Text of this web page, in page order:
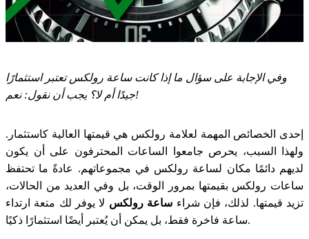
وفي الإجابة على سؤال ما إذا كانت ساعة رولكس تعتبر استثمارًا
جيدًا أم لا؟ يجب أن نقول: نعم!
إحدى الخصائص المهمة لعلامة رولكس هي قيمتها العالية كاستثمار.
ولهذا السبب، يحرص جامعوا الساعات المحترفون على أن يكون
لديهم دائمًا مكان لساعة رولكس في مجموعاتهم. عادةً ما تحتفظ
ساعات رولكس بقيمتها بمرور الوقت، بل وفي العديد من الحالات،
تزيد قيمتها. لذلك، فإن شراء ساعة رولكس لا يوفر لك متعة ارتداء
ساعة فاخرة فقط، بل يمكن أن يُعتبر أيضًا استثمارًا ذكيًا.